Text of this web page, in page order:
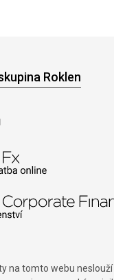
Roklen
na tomto webu